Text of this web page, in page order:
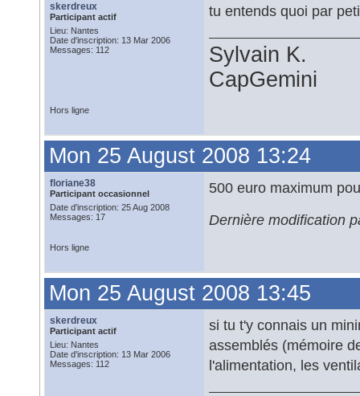
skerdreux
Participant actif
Lieu: Nantes
Date d'inscription: 13 Mar 2006
Messages: 112
tu entends quoi par
Sylvain K.
CapGemini
Hors ligne
Mon 25 August 2008 13:24
floriane38
Participant occasionnel
Date d'inscription: 25 Aug 2008
Messages: 17
500 euro maximum
Dernière modification
Hors ligne
Mon 25 August 2008 13:45
skerdreux
Participant actif
Lieu: Nantes
Date d'inscription: 13 Mar 2006
Messages: 112
si tu t'y connais un
assemblés (mémoire
l'alimentation, les